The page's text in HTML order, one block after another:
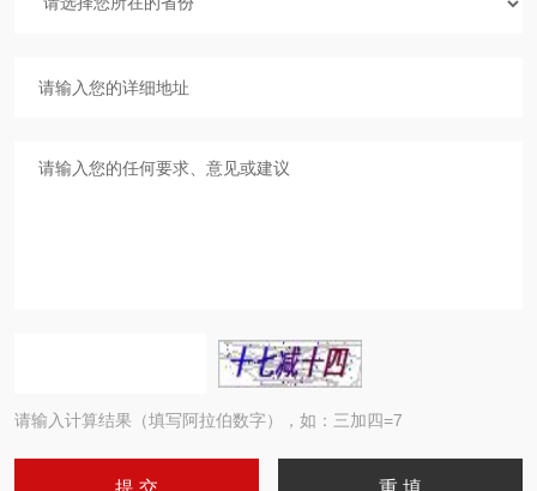
请输入计算结果（填写阿拉伯数字），如：三加四=7